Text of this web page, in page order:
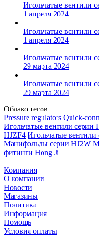
Игольчатые вентили
1 апреля 2024
Игольчатые вентили
1 апреля 2024
Игольчатые вентили
29 марта 2024
Игольчатые вентили
29 марта 2024
Облако тегов
Pressure regulators Quick-
Игольчатые вентили серии
HJZF4 Игольчатые вентили
Манифольды серии HJ2W
фитинги Hong Ji
Компания
О компании
Новости
Магазины
Политика
Информация
Помощь
Условия оплаты